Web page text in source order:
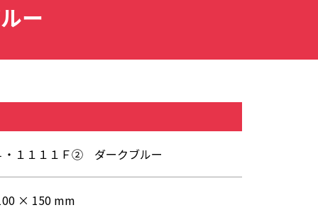
ー
・１１１１Ｆ② ダークブルー
× 150 mm